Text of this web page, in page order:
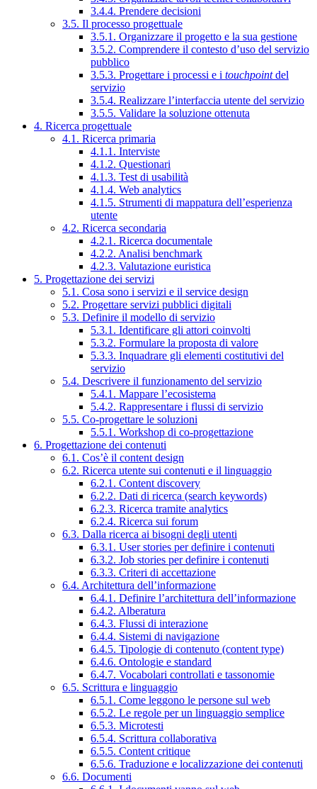
3.4.4. Prendere decisioni
3.5. Il processo progettuale
3.5.1. Organizzare il progetto e la sua gestione
3.5.2. Comprendere il contesto d’uso del servizio
pubblico
3.5.3. Progettare i processi e i touchpointdel
servizio
3.5.4. Realizzare l’interfaccia utente del servizio
3.5.5. Validare la soluzione ottenuta
4. Ricerca progettuale
4.1. Ricerca primaria
4.1.1. Interviste
4.1.2. Questionari
4.1.3. Test di usabilità
4.1.4. Web analytics
4.1.5. Strumenti di mappatura dell’esperienza
utente
4.2. Ricerca secondaria
4.2.1. Ricerca documentale
4.2.2. Analisi benchmark
4.2.3. Valutazione euristica
5. Progettazione dei servizi
5.1. Cosa sono i servizi e il service design
5.2. Progettare servizi pubblici digitali
5.3. Definire il modello di servizio
5.3.1. Identificare gli attori coinvolti
5.3.2. Formulare la proposta di valore
5.3.3. Inquadrare gli elementi costitutivi del
servizio
5.4. Descrivere il funzionamento del servizio
5.4.1. Mappare l’ecosistema
5.4.2. Rappresentare i flussi di servizio
5.5. Co-progettare le soluzioni
5.5.1. Workshop di co-progettazione
6. Progettazione dei contenuti
6.1. Cos’è il content design
6.2. Ricerca utente sui contenuti e il linguaggio
6.2.1. Content discovery
6.2.2. Dati di ricerca (search keywords)
6.2.3. Ricerca tramite analytics
6.2.4. Ricerca sui forum
6.3. Dalla ricerca ai bisogni degli utenti
6.3.1. User stories per definire i contenuti
6.3.2. Job stories per definire i contenuti
6.3.3. Criteri di accettazione
6.4. Architettura dell’informazione
6.4.1. Definire l’architettura dell’informazione
6.4.2. Alberatura
6.4.3. Flussi di interazione
6.4.4. Sistemi di navigazione
6.4.5. Tipologie di contenuto (content type)
6.4.6. Ontologie e standard
6.4.7. Vocabolari controllati e tassonomie
6.5. Scrittura e linguaggio
6.5.1. Come leggono le persone sul web
6.5.2. Le regole per un linguaggio semplice
6.5.3. Microtesti
6.5.4. Scrittura collaborativa
6.5.5. Content critique
6.5.6. Traduzione e localizzazione dei contenuti
6.6. Documenti